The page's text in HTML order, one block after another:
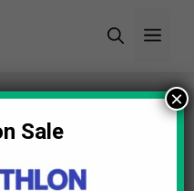
Die 5 besten
Sale
×